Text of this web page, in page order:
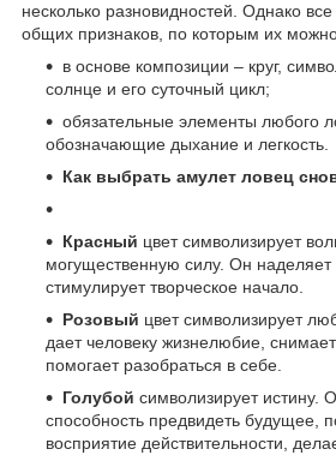
несколько разновидностей. Однако
общих признаков, по которым их можно
в основе композиции – круг,
солнце и его суточный цикл;
обязательные элементы любого
обозначающие дыхание и легкость.
Как выбрать амулет ловец
Красный цвет символизирует
могущественную силу. Он наделяет
стимулирует творческое начало.
Розовый цвет символизирует
дает человеку жизнелюбие,
помогает разобраться в себе.
Голубой символизирует истину.
способность предвидеть будущее,
восприятие действительности,